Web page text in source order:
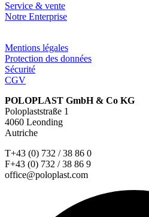
Service & vente
Notre Enterprise
Mentions légales
Protection des données
Sécurité
CGV
POLOPLAST GmbH & Co KG
Poloplaststraße 1
4060 Leonding
Autriche
T+43 (0) 732 / 38 86 0
F+43 (0) 732 / 38 86 9
office@poloplast.com